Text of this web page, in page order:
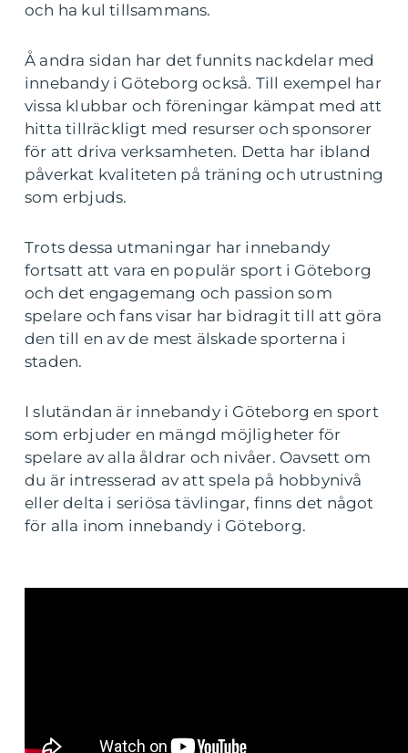
och ha kul tillsammans.
Å andra sidan har det funnits nackdelar med
innebandy i Göteborg också. Till exempel har
vissa klubbar och föreningar kämpat med att
hitta tillräckligt med resurser och sponsorer
för att driva verksamheten. Detta har ibland
påverkat kvaliteten på träning och utrustning
som erbjuds.
Trots dessa utmaningar har innebandy
fortsatt att vara en populär sport i Göteborg
och det engagemang och passion som
spelare och fans visar har bidragit till att göra
den till en av de mest älskade sporterna i
staden.
I slutändan är innebandy i Göteborg en sport
som erbjuder en mängd möjligheter för
spelare av alla åldrar och nivåer. Oavsett om
du är intresserad av att spela på hobbynivå
eller delta i seriösa tävlingar, finns det något
för alla inom innebandy i Göteborg.